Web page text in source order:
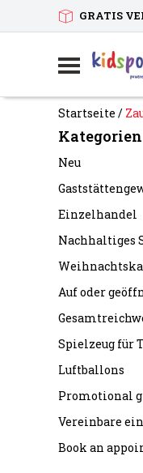
GRATIS
Startseite /
Kategorien
Neu
Einzelhandel
Nachhaltiges
Auf oder
Spielzeug für
Luftballons
Promotional
Vereinbare
Book an